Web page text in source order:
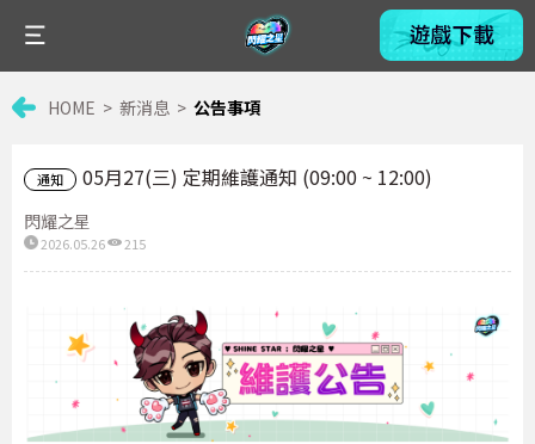
HOME 新消息 公告事項
通知 05月27(三) 定期維護通知 (09:00 ~ 12:00)
閃耀之星
2026.05.26 215